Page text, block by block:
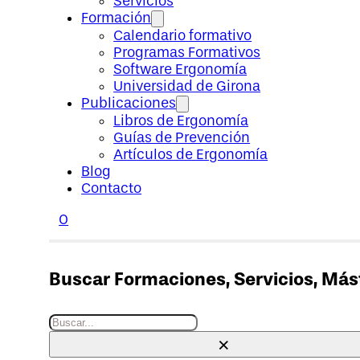
Formación
Calendario formativo
Programas Formativos
Software Ergonomía
Universidad de Girona
Publicaciones
Libros de Ergonomía
Guías de Prevención
Artículos de Ergonomía
Blog
Contacto
0
Buscar Formaciones, Servicios,
Buscar
×